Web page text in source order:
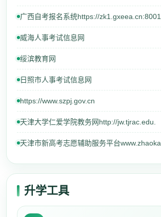
广西自考报名系统https://
威海人事考试信息网
绥滨教育网
日照市人事考试信息网
https://www.szpj.gov.cn
天津大学仁爱学院教务网http://jw.tjrac.edu.
天津市新高考志愿辅助服务平台
升学工具